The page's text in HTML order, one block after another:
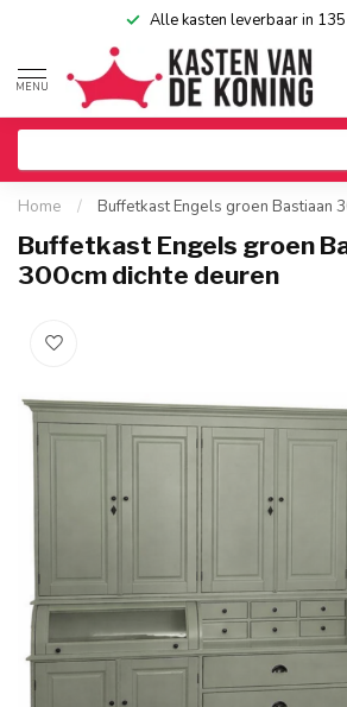
Alle kasten leverbaar in 135 RAL-kleuren
MENU
Home / Buffetkast Engels groen Bastiaan
Buffetkast Engels groen
300cm dichte deuren